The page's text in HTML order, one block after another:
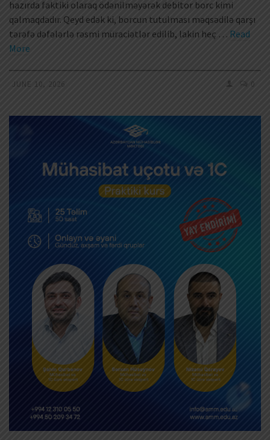
hazırda faktiki olaraq ödənilməyərək debitor borc kimi
qalmaqdadır. Qeyd edək ki, borcun tutulması məqsədilə qarşı
tərəfə dəfələrlə rəsmi müraciətlər edilib, lakin heç … Read
More
JUNE 10, 2026 0